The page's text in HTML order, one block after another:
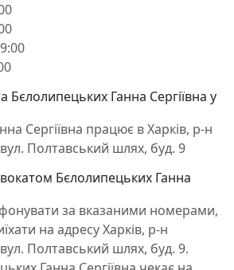
Бєлолипецьких Ганна Сергіївна у
Сергіївна працює в Харків, р-н
Полтавський шлях, буд. 9
Бєлолипецьких Ганна
за вказаними номерами,
на адресу Харків, р-н
Полтавський шлях, буд. 9.